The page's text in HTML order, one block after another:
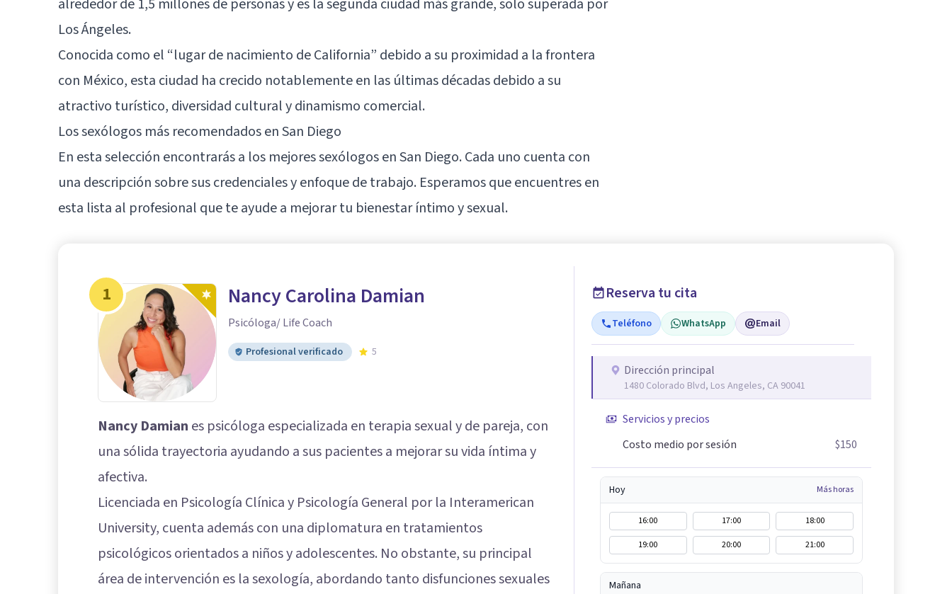
alrededor de 1,5 millones de personas y es la segunda ciudad más grande, solo superada por
Los Ángeles.
Conocida como el “lugar de nacimiento de California” debido a su proximidad a la frontera
con México, esta ciudad ha crecido notablemente en las últimas décadas debido a su
atractivo turístico, diversidad cultural y dinamismo comercial.
Los sexólogos más recomendados en San Diego
En esta selección encontrarás a los mejores sexólogos en San Diego. Cada uno cuenta con
una descripción sobre sus credenciales y enfoque de trabajo. Esperamos que encuentres en
esta lista al profesional que te ayude a mejorar tu bienestar íntimo y sexual.
1 Nancy Carolina Damian
Psicóloga/ Life Coach
Profesional verificado 5
Nancy Damian es psicóloga especializada en terapia sexual y de pareja, con
una sólida trayectoria ayudando a sus pacientes a mejorar su vida íntima y
afectiva.
Licenciada en Psicología Clínica y Psicología General por la Interamerican
University, cuenta además con una diplomatura en tratamientos
psicológicos orientados a niños y adolescentes. No obstante, su principal
área de intervención es la sexología, abordando tanto disfunciones sexuales
Reserva tu cita
Teléfono WhatsApp Email
Dirección principal
1480 Colorado Blvd, Los Angeles, CA 90041
Servicios y precios
Costo medio por sesión
$150
Hoy Más horas
16:00 17:00
18:00
19:00
20:00 21:00
Mañana